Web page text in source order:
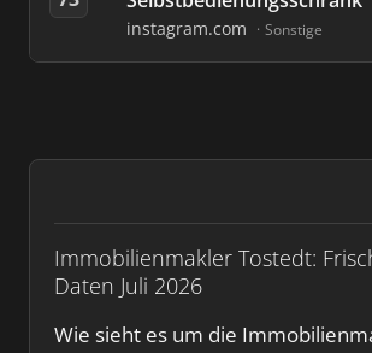
Immobilienmakler Tostedt:
Daten Juli 2026
Wie sieht es um die
instagram.com Sonstige